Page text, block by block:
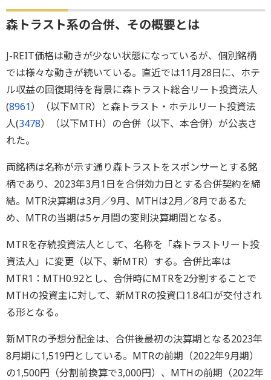
森トラスト系の合併、その概要とは
J-REIT価格は動きが少ない状態になっているが、個別銘柄
では様々な動きが続いている。直近では11月28日に、ホテ
ル収益の回復期待を背景に森トラスト総合リート投資法人
(8961）（以下MTR）と森トラスト・ホテルリート投資法
人(3478）（以下MTH）の合併（以下、本合併）が公表さ
れた。
両銘柄は名称が示す通り森トラストをスポンサーとする銘
柄であり、2023年3月1日を合併効力日とする合併契約を締
結。MTR決算期は3月／9月、MTHは2月／8月であるた
め、MTRの当期は5ヶ月間の変則決算期間となる。
MTRを存続投資法人として、名称を「森トラストリート投
資法人」に変更（以下、新MTR）する。合併比率は
MTR1：MTH0.92とし、合併時にMTRを2分割することで
MTHの投資主に対して、新MTRの投資口1.84口が交付され
る形となる。
新MTRの予想分配金は、合併後最初の決算期となる2023年
8月期に1,519円としている。MTRの前期（2022年9月期）
の1,500円（分割前換算で3,000円）、MTHの前期（2022年